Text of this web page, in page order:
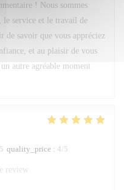
! Nous sommes
le service et le travail de
de savoir que vous appréciez
et au plaisir de vous
autre agréable moment
quality_price : 4/5
review